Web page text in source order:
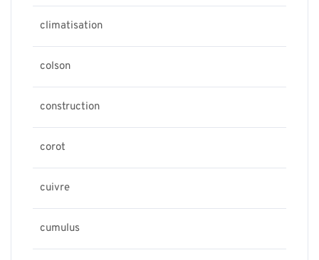
climatisation
colson
construction
corot
cuivre
cumulus